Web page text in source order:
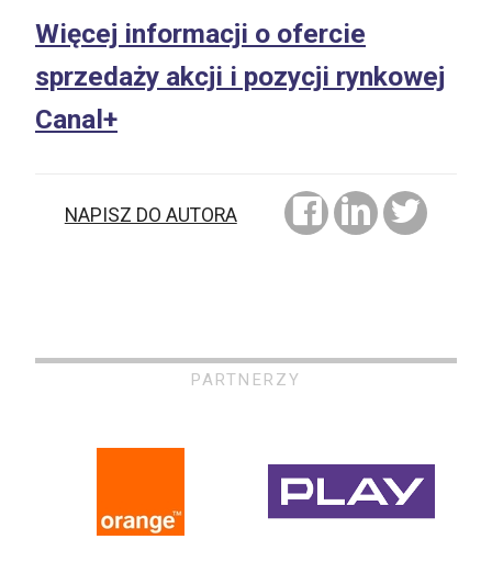
Więcej informacji o ofercie
sprzedaży akcji i pozycji rynkowej
Canal+
NAPISZ DO AUTORA
PARTNERZY